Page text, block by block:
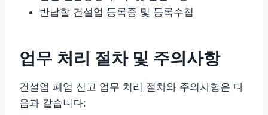
반납할 건설업 등록증 및 등록수첩
업무 처리 절차 및 주의사항
건설업 폐업 신고 업무 처리 절차와 주의사항은 다
음과 같습니다: